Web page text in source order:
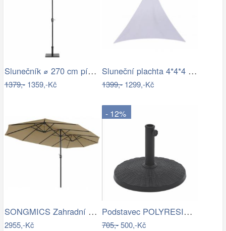
Slunečník ⌀ 270 cm pískově béžový VARESE
1379,-1359,-Kč
Sluneční plachta 4*4*4 m bílá
1399,-1299,-Kč
SONGMICS Zahradní slunečník Lyre šedý
2955,-Kč
- 12%
Podstavec POLYRESIN 10kg ROJAPLAST
705,-500,-Kč